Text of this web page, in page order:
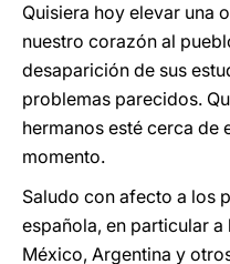
Quisiera hoy elevar una
nuestro corazón al
desaparición de sus
problemas parecidos.
hermanos esté cerca de
momento.
Saludo con afecto a los
española, en particular
México, Argentina y